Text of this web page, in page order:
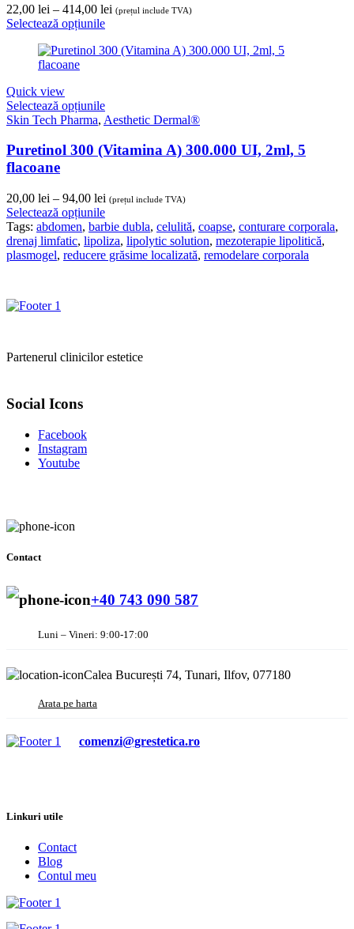
22,00 lei – 414,00 lei Interval
22,00 lei
(prețul include TVA)
Selectează opțiunile
Quick view
Selectează opțiunile
Skin Tech Pharma, Aesthetic Dermal®
Puretinol 300 (Vitamina A) 300.000 UI, 2ml, 5
flacoane
20,00 lei – 94,00 lei Interval
prețuri:
20,00 lei
până
(prețul include TVA)
Selectează opțiunile
Tags: abdomen, barbie dubla, celulită, coapse, conturare corporala,
drenaj limfatic, lipoliza, lipolytic solution, mezoterapie lipolitică,
plasmogel, reducere grăsime localizată, remodelare corporala
Partenerul clinicilor estetice
Social Icons
Facebook
Instagram
Youtube
Contact
+40 743 090 587
Luni – Vineri: 9:00-17:00
Calea București 74, Tunari, Ilfov, 077180
Arata pe harta
comenzi@grestetica.ro
Linkuri utile
Contact
Blog
Contul meu